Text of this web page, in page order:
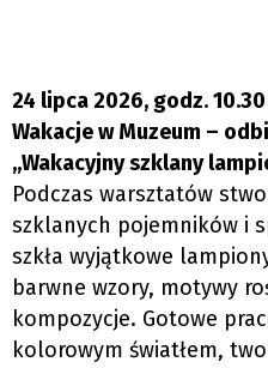
24 lipca 2026, godz.
Wakacje w Muzeum –
„Wakacyjny szklany
Podczas warsztatów
szklanych pojemników i
szkła wyjątkowe
barwne wzory, motywy
kompozycje. Gotowe
kolorowym światłem,